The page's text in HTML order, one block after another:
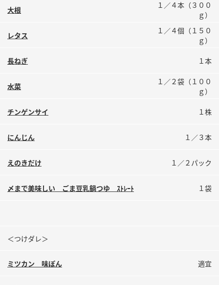
業務用サイト 製造所固有記号一覧
大根
１／４本（３００
ｇ）
レタス
１／４個（１５０
ｇ）
長ねぎ １本
水菜
１／２袋（１００
ｇ）
チンゲンサイ １株
にんじん １／３本
えのきだけ １／２パック
〆まで美味しい ごま豆乳鍋つゆ ｽﾄﾚｰﾄ １袋
＜つけダレ＞
ミツカン 味ぽん 適宜